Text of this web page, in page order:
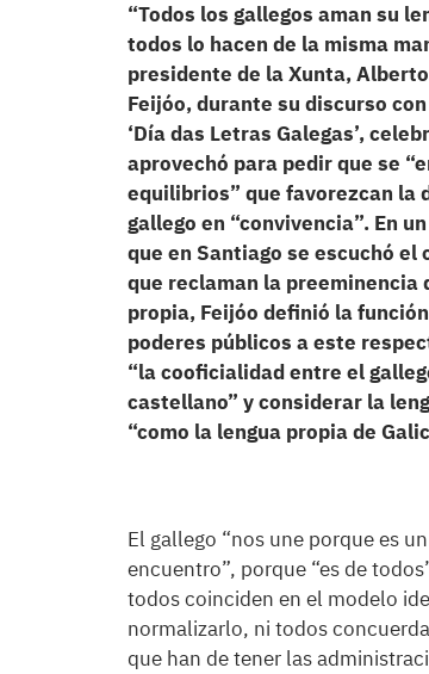
“Todos los gallegos aman su
todos lo hacen de la misma
presidente de la Xunta,
Feijóo, durante su discurso
‘Día das Letras Galegas’,
aprovechó para pedir que se
equilibrios” que favorezcan la
gallego en “convivencia”. En
que en Santiago se escuchó el
que reclaman la preeminencia
propia, Feijóo definió la
poderes públicos a este
“la cooficialidad entre el
castellano” y considerar la
“como la lengua propia de
El gallego “nos une porque es
encuentro”, porque “es de
todos coinciden en el modelo
normalizarlo, ni todos
que han de tener las